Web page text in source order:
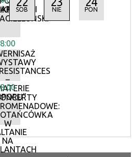
–
W
NA
SOB NIE PON